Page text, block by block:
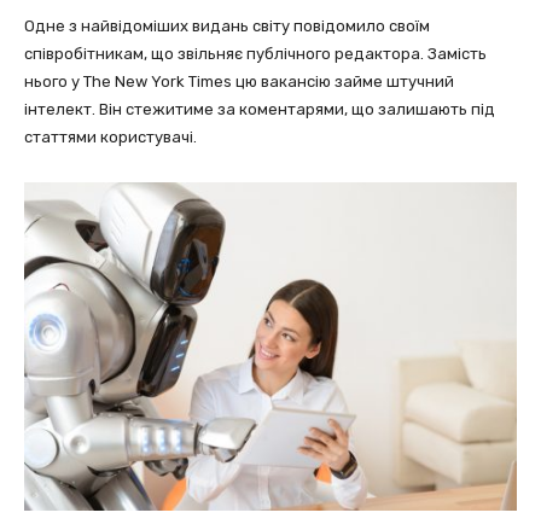
Одне з найвідоміших видань світу повідомило своїм
співробітникам, що звільняє публічного редактора. Замість
нього у The New York Times цю вакансію займе штучний
інтелект. Він стежитиме за коментарями, що залишають під
статтями користувачі.